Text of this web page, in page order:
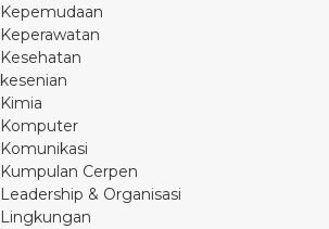
Kepemudaan
Keperawatan
Kesehatan
kesenian
Kimia
Komputer
Komunikasi
Kumpulan Cerpen
Leadership & Organisasi
Lingkungan